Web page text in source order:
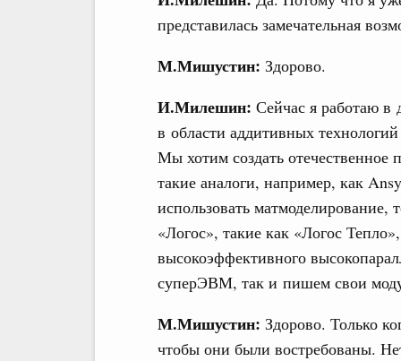
представилась замечательная
М.Мишустин: Здорово.
И.Милешин: Сейчас я работаю
в области аддитивных
Мы хотим создать отечественное
такие аналоги, например, как
использовать
«Логос», такие как «Логос
высокоэффективного
суперЭВМ, так и пишем свои
М.Мишустин: Здорово. Только
чтобы они были востребованы.